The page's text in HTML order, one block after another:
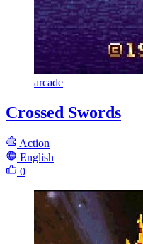
arcade
Crossed Swords
Action
English
0